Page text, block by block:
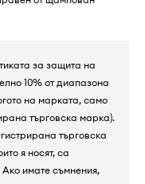
за защита на
10% от диапазона
на марката, само
търговска марка).
търговска
я носят, са
Ако имате съмнения,